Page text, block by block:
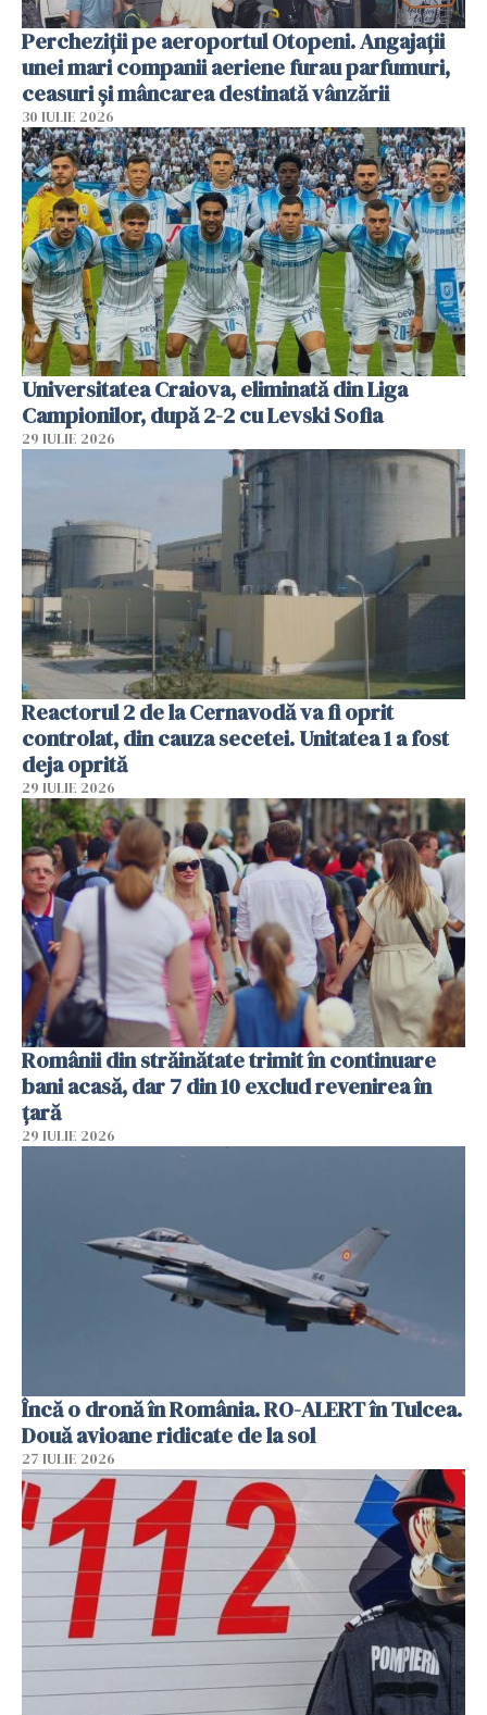
Percheziții pe aeroportul Otopeni. Angajații
unei mari companii aeriene furau parfumuri,
ceasuri și mâncarea destinată vânzării
30 IULIE 2026
Universitatea Craiova, eliminată din Liga
Campionilor, după 2-2 cu Levski Sofia
29 IULIE 2026
Reactorul 2 de la Cernavodă va fi oprit
controlat, din cauza secetei. Unitatea 1 a fost
deja oprită
29 IULIE 2026
Românii din străinătate trimit în continuare
bani acasă, dar 7 din 10 exclud revenirea în
țară
29 IULIE 2026
Încă o dronă în România. RO-ALERT în Tulcea.
Două avioane ridicate de la sol
27 IULIE 2026